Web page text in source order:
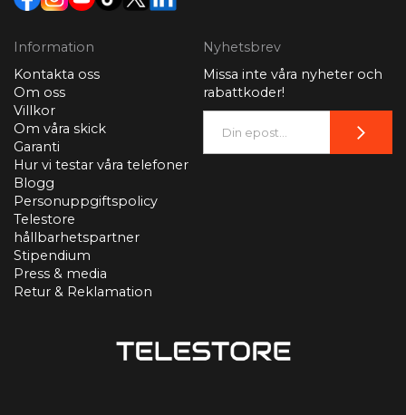
Information
Kontakta oss
Om oss
Villkor
Om våra skick
Garanti
Hur vi testar våra telefoner
Blogg
Personuppgiftspolicy
Telestore
hållbarhetspartner
Stipendium
Press & media
Retur & Reklamation
Nyhetsbrev
Missa inte våra nyheter och
rabattkoder!